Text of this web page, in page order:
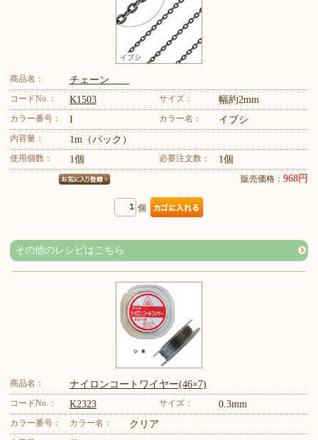
商品名： チェーン
コードNo.： K1503 サイズ： 幅約2mm
カラー番号： I カラー名： イブシ
内容量： 1m（パック）
使用個数： 1個 必要注文数： 1個
販売価格： 968円
個
その他のレシピはこちら
商品名： ナイロンコートワイヤー(46×7)
コードNo.： K2323 サイズ： 0.3mm
カラー番号： カラー名： クリア